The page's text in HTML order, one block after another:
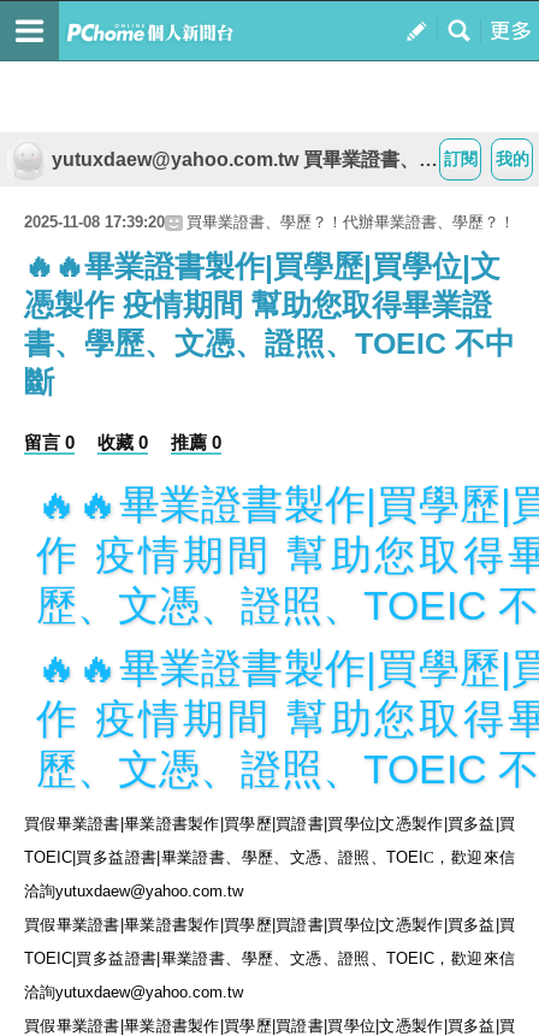
我的
訂閱
yutuxdaew@yahoo.com.tw 買畢業證書、學歷？！代辦畢業證書、學歷？！
2025-11-08 17:39:20 買畢業證書、學歷？！代辦畢業證書、學歷？！
🔥🔥畢業證書製作|買學歷|買學位|文
憑製作 疫情期間 幫助您取得畢業證
書、學歷、文憑、證照、TOEIC 不中
斷
留言 0 收藏 0 推薦 0
🔥🔥畢業證書製作|買學歷|
作 疫情期間 幫助您取得
歷、文憑、證照、TOEIC
🔥🔥畢業證書製作|買學歷|
作 疫情期間 幫助您取得
歷、文憑、證照、TOEIC
買假畢業證書 畢業證書製作 買學歷| 買證書 買學位 |文憑製作 買多益 買
TOEIC| 買多益證書 畢業證書、學歷、文憑、證照、TOEIC ， 歡迎來信
洽詢yutuxdaew@yahoo.com.tw
買假畢業證書 畢業證書製作 買學歷| 買證書 買學位 |文憑製作 買多益 買
TOEIC| 買多益證書 畢業證書、學歷、文憑、證照、TOEIC ， 歡迎來信
洽詢yutuxdaew@yahoo.com.tw
買假畢業證書 畢業證書製作 買學歷| 買證書 買學位 |文憑製作 買多益 買